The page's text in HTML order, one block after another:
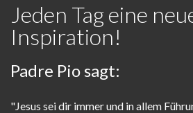
Jeden Tag eine
Inspiration!
Padre Pio sagt:
"Jesus sei dir immer und in allem